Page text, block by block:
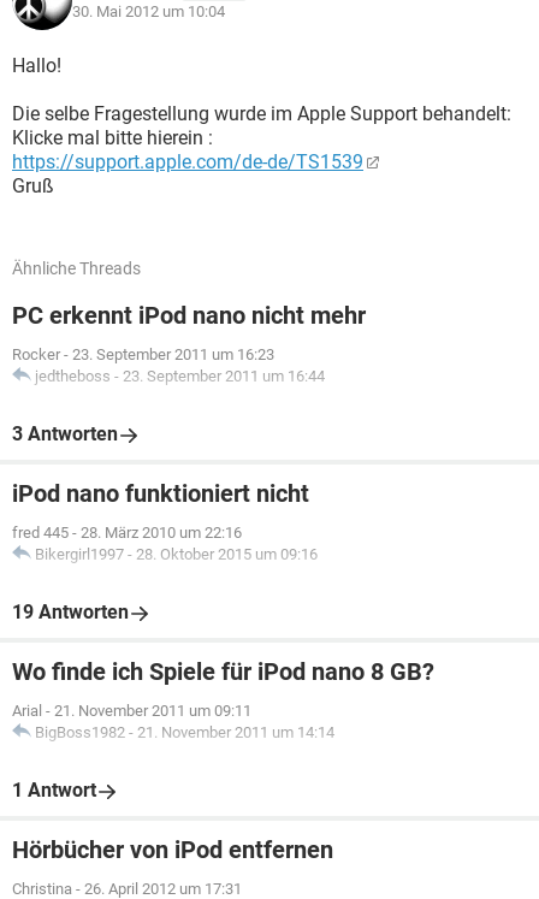
30. Mai 2012 um 10:04
Hallo!
Die selbe Fragestellung wurde im Apple Support behandelt:
Klicke mal bitte hierein :
https://support.apple.com/de-de/TS1539
Gruß
Ähnliche Threads
PC erkennt iPod nano nicht mehr
Rocker - 23. September 2011 um 16:23
jedtheboss - 23. September 2011 um 16:44
3 Antworten
iPod nano funktioniert nicht
fred 445 - 28. März 2010 um 22:16
Bikergirl1997 - 28. Oktober 2015 um 09:16
19 Antworten
Wo finde ich Spiele für iPod nano 8 GB?
Arial - 21. November 2011 um 09:11
BigBoss1982 - 21. November 2011 um 14:14
1 Antwort
Hörbücher von iPod entfernen
Christina - 26. April 2012 um 17:31